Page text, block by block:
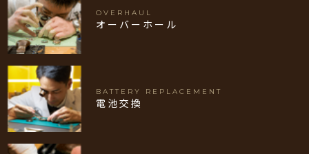
OVERHAUL
オーバーホール
BATTERY REPLACEMENT
電池交換